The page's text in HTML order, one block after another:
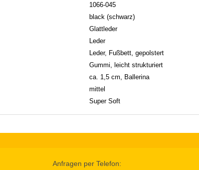
1066-045
black (schwarz)
Glattleder
Leder
Leder, Fußbett, gepolstert
Gummi, leicht strukturiert
ca. 1,5 cm, Ballerina
mittel
Super Soft
Anfragen per Telefon: